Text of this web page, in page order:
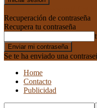
Recuperación de contraseña
Recupera tu contraseña
Se te ha enviado una
Home
Contacto
Publicidad